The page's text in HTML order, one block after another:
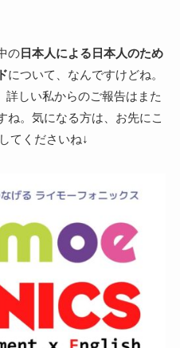
の日本人による日本人のため
について、なんですけどね。
詳しい私からのご報告はまた
ね。気になる方は、お先にこ
てくださいね↓